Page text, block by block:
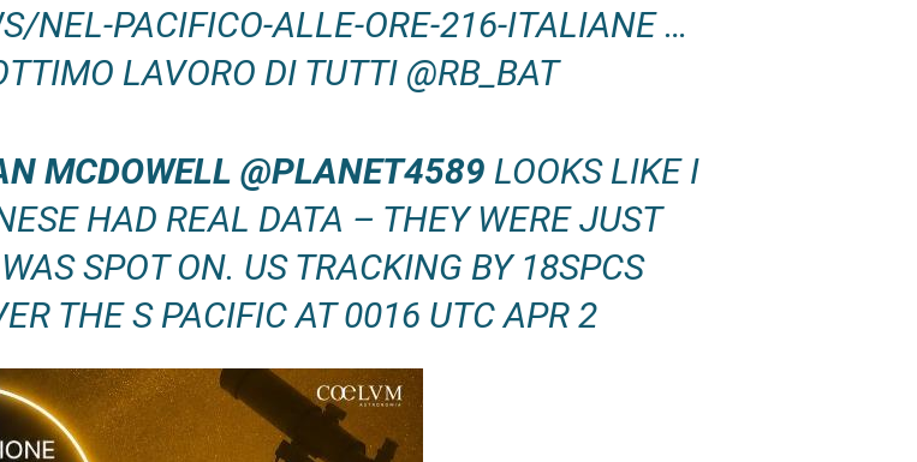
NEL-PACIFICO-ALLE-ORE-216-ITALIANE …
LAVORO DI TUTTI @RB_BAT
MCDOWELL @PLANET4589 LOOKS LIKE I
HAD REAL DATA – THEY WERE JUST
SPOT ON. US TRACKING BY 18SPCS
THE S PACIFIC AT 0016 UTC APR 2